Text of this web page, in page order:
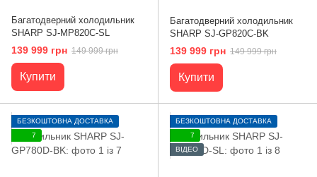
Багатодверний холодильник
SHARP SJ-MP820C-SL
139 999 грн 149 999 грн
Купити
Багатодверний холодильник
SHARP SJ-GP820C-BK
139 999 грн 149 999 грн
Купити
БЕЗКОШТОВНА ДОСТАВКА
7
БЕЗКОШТОВНА ДОСТАВКА
7
ВІДЕО